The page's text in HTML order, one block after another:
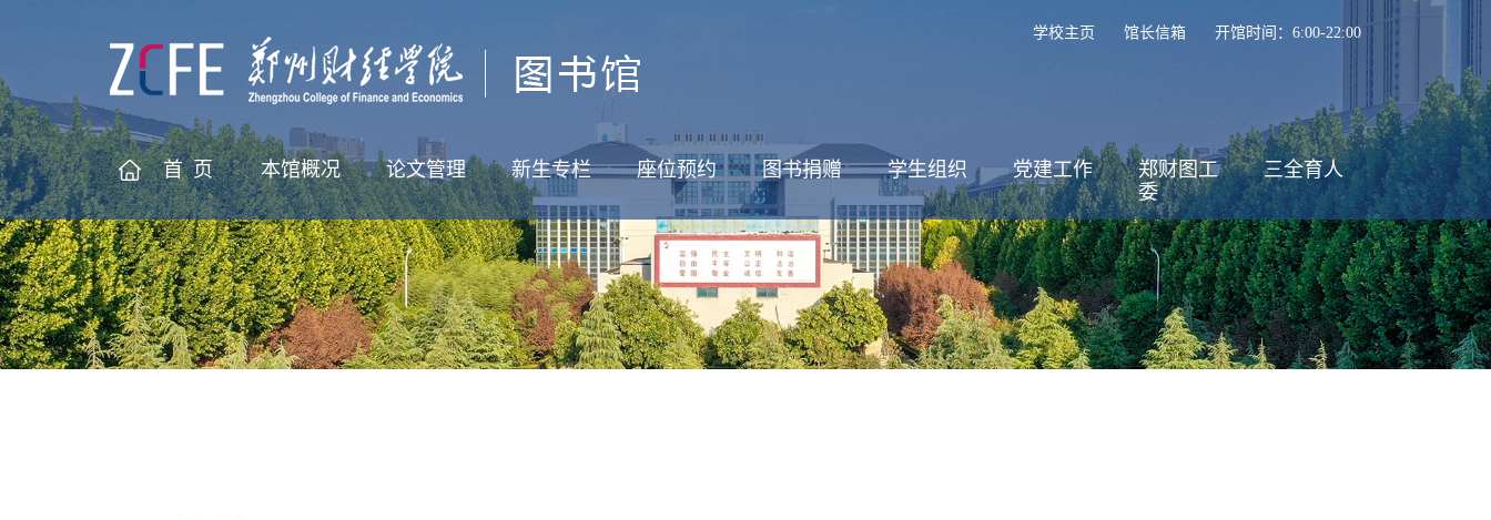
学校主页 馆长信箱 开馆时间：6:00-22:00
首 页 本馆概况 论文管理 新生专栏 座位预约 图书捐赠 学生组织 党建工作
郑财图工
委
三全育人